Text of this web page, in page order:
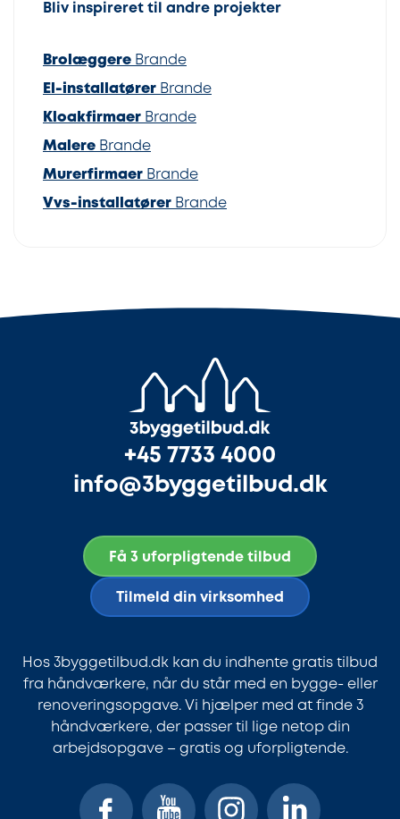
Bliv inspireret til andre projekter
Brolæggere Brande
El-installatører Brande
Kloakfirmaer Brande
Malere Brande
Murerfirmaer Brande
Vvs-installatører Brande
+45 7733 4000
info@3byggetilbud.dk
Få 3 uforpligtende tilbud
Tilmeld din virksomhed
Hos 3byggetilbud.dk kan du indhente gratis tilbud
fra håndværkere, når du står med en bygge- eller
renoveringsopgave. Vi hjælper med at finde 3
håndværkere, der passer til lige netop din
arbejdsopgave – gratis og uforpligtende.